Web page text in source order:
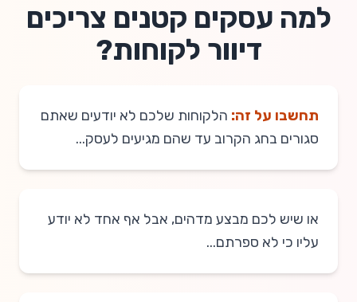
למה עסקים קטנים צריכים
דיוור לקוחות?
תחשבו על זה: הלקוחות שלכם לא יודעים שאתם
סגורים בחג הקרוב עד שהם מגיעים לעסק...
או שיש לכם מבצע מדהים, אבל אף אחד לא יודע
עליו כי לא ספרתם...